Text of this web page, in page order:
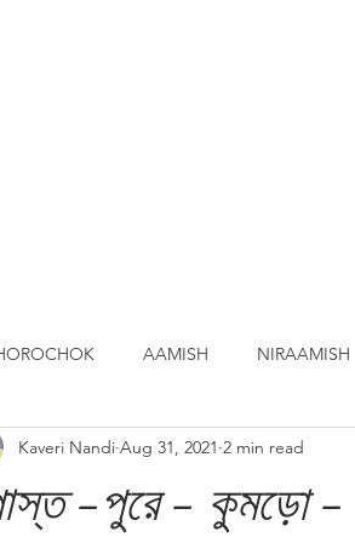
AAMISH NIRAAMISH
-পুরে - কুমড়ো -
Kaveri Nandi Aug 31, 2021 2 min read